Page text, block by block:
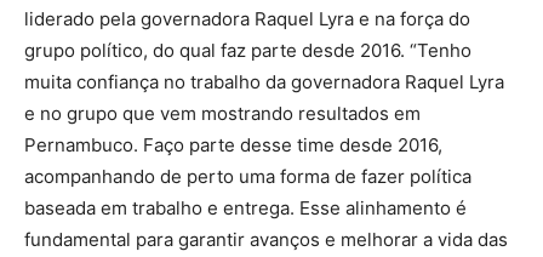
liderado pela governadora Raquel Lyra e na força do
grupo político, do qual faz parte desde 2016. “Tenho
muita confiança no trabalho da governadora Raquel Lyra
e no grupo que vem mostrando resultados em
Pernambuco. Faço parte desse time desde 2016,
acompanhando de perto uma forma de fazer política
baseada em trabalho e entrega. Esse alinhamento é
fundamental para garantir avanços e melhorar a vida das